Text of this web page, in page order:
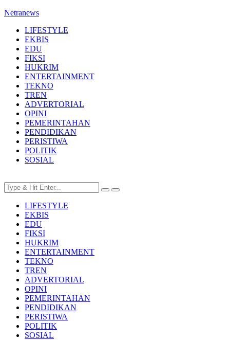
Netranews
LIFESTYLE
EKBIS
EDU
FIKSI
HUKRIM
ENTERTAINMENT
TEKNO
TREN
ADVERTORIAL
OPINI
PEMERINTAHAN
PENDIDIKAN
PERISTIWA
POLITIK
SOSIAL
LIFESTYLE
EKBIS
EDU
FIKSI
HUKRIM
ENTERTAINMENT
TEKNO
TREN
ADVERTORIAL
OPINI
PEMERINTAHAN
PENDIDIKAN
PERISTIWA
POLITIK
SOSIAL